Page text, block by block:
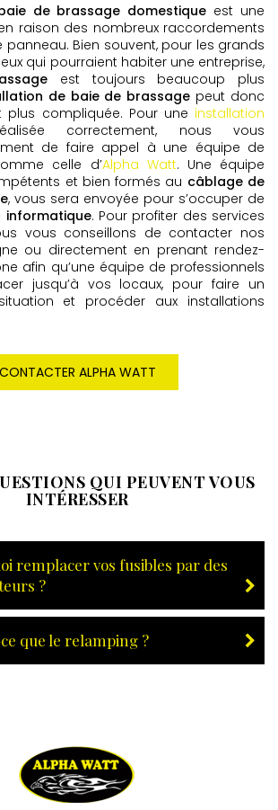
de brassage domestique est une
raison des nombreux raccordements
Bien souvent, pour les grands
qui pourraient habiter une entreprise,
est toujours beaucoup plus
de baie de brassage peut donc
plus compliquée. Pour une installation
correctement, nous vous
de faire appel à une équipe de
celle d’Alpha Watt. Une équipe
et bien formés au câblage de
, vous sera envoyée pour s’occuper de
informatique. Pour profiter des services
vous conseillons de contacter nos
ou directement en prenant rendez-
afin qu’une équipe de professionnels
jusqu’à vos locaux, pour faire un
et procéder aux installations
CONTACTER ALPHA WATT
QUI PEUVENT VOUS
INTÉRESSER
remplacer vos fusibles par des
?
que le relamping ?